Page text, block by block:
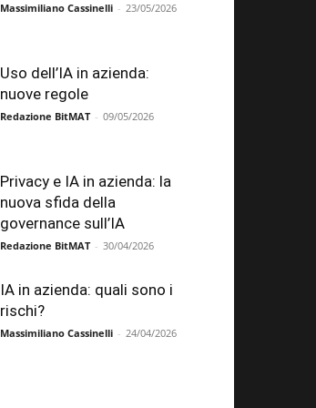
Massimiliano Cassinelli - 23/05/2026
Uso dell’IA in azienda:
nuove regole
Redazione BitMAT - 09/05/2026
Privacy e IA in azienda: la
nuova sfida della
governance sull’IA
Redazione BitMAT - 30/04/2026
IA in azienda: quali sono i
rischi?
Massimiliano Cassinelli - 24/04/2026